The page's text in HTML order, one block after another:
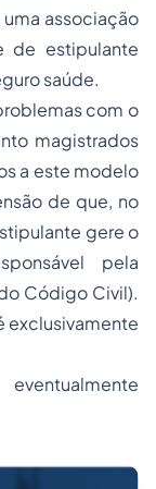
associação
de estipulante
saúde.
com o
magistrados
a este modelo
de que, no
gere o
pela
Código Civil).
exclusivamente